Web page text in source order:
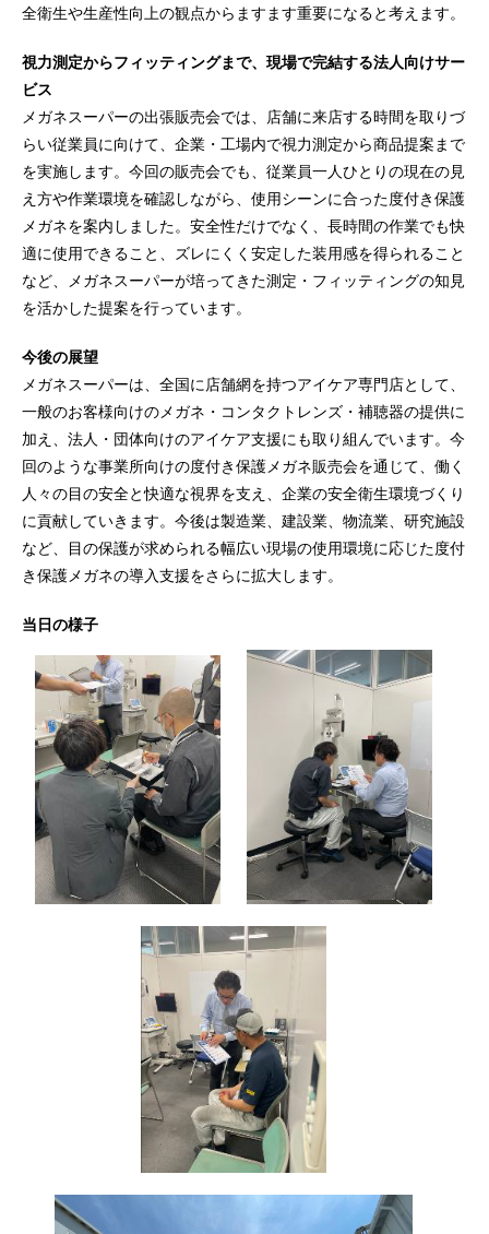
全衛生や生産性向上の観点からますます重要になると考えます。
視力測定からフィッティングまで、現場で完結する法人向けサー
ビス
メガネスーパーの出張販売会では、店舗に来店する時間を取りづ
らい従業員に向けて、企業・工場内で視力測定から商品提案まで
を実施します。今回の販売会でも、従業員一人ひとりの現在の見
え方や作業環境を確認しながら、使用シーンに合った度付き保護
メガネを案内しました。安全性だけでなく、長時間の作業でも快
適に使用できること、ズレにくく安定した装用感を得られること
など、メガネスーパーが培ってきた測定・フィッティングの知見
を活かした提案を行っています。
今後の展望
メガネスーパーは、全国に店舗網を持つアイケア専門店として、
一般のお客様向けのメガネ・コンタクトレンズ・補聴器の提供に
加え、法人・団体向けのアイケア支援にも取り組んでいます。今
回のような事業所向けの度付き保護メガネ販売会を通じて、働く
人々の目の安全と快適な視界を支え、企業の安全衛生環境づくり
に貢献していきます。今後は製造業、建設業、物流業、研究施設
など、目の保護が求められる幅広い現場の使用環境に応じた度付
き保護メガネの導入支援をさらに拡大します。
当日の様子